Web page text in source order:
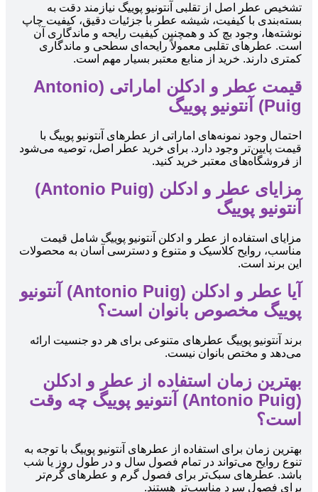
تشخیص عطر اصل از تقلبی آنتونیو پوییگ نیازمند دقت به
بسته‌بندی با کیفیت، شیشه عطر با جزئیات دقیق، کیفیت چاپ
نوشته‌ها، وجود بچ کد و همچنین کیفیت رایحه و ماندگاری آن
است. عطرهای تقلبی معمولاً رایحه‌ای سطحی و ماندگاری
کمتری دارند. خرید از منابع معتبر بسیار مهم است.
قیمت عطر و ادکلن اماراتی (Antonio
Puig) آنتونیو پوییگ
احتمال وجود نمونه‌های اماراتی از عطرهای آنتونیو پوییگ با
قیمت پایین‌تر وجود دارد. برای خرید عطر اصل، توصیه می‌شود
از فروشگاه‌های معتبر خرید کنید.
مزایای عطر و ادکلن (Antonio Puig)
آنتونیو پوییگ
مزایای استفاده از عطر و ادکلن آنتونیو پوییگ شامل قیمت
مناسب، روایح کلاسیک و متنوع و دسترسی آسان به محصولات
این برند است.
آیا عطر و ادکلن (Antonio Puig) آنتونیو
پوییگ مخصوص بانوان است؟
برند آنتونیو پوییگ عطرهای متنوعی برای هر دو جنسیت ارائه
می‌دهد و مختص بانوان نیست.
بهترین زمان استفاده از عطر و ادکلن
(Antonio Puig) آنتونیو پوییگ چه وقت
است؟
بهترین زمان برای استفاده از عطرهای آنتونیو پوییگ با توجه به
تنوع روایح می‌تواند در تمام فصول سال و در طول روز یا شب
باشد. عطرهای سبک‌تر برای فصول گرم و عطرهای گرم‌تر
برای فصول سرد مناسب‌تر هستند.